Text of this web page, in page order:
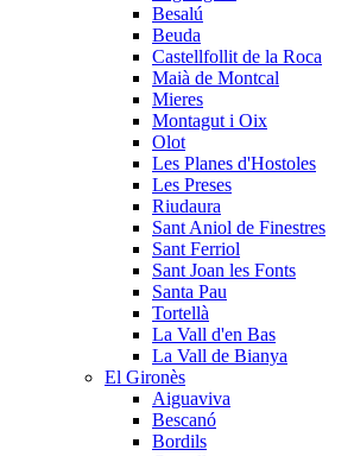
Besalú
Beuda
Castellfollit de la Roca
Maià de Montcal
Mieres
Montagut i Oix
Olot
Les Planes d'Hostoles
Les Preses
Riudaura
Sant Aniol de Finestres
Sant Ferriol
Sant Joan les Fonts
Santa Pau
Tortellà
La Vall d'en Bas
La Vall de Bianya
El Gironès
Aiguaviva
Bescanó
Bordils